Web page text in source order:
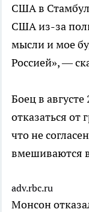
США в
США из-за
мысли и мое
Россией», —
Боец в
отказаться
что не
вмешиваются
adv.rbc.ru
Монсон